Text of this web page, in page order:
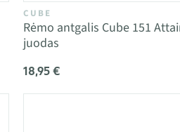
CUBE
Rėmo antgalis Cube 151
juodas
18,95 €